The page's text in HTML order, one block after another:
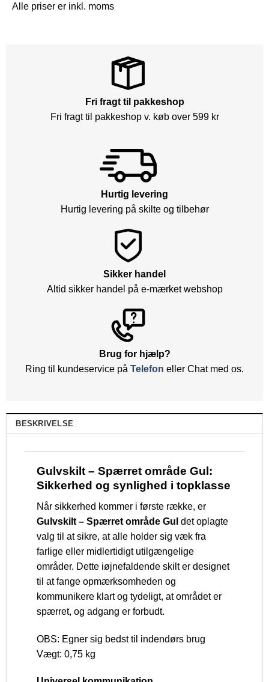
Alle priser er inkl. moms
Fri fragt til pakkeshop
Fri fragt til pakkeshop v. køb over 599 kr
Hurtig levering
Hurtig levering på skilte og tilbehør
Sikker handel
Altid sikker handel på e-mærket webshop
Brug for hjælp?
Ring til kundeservice på Telefon eller Chat med os.
BESKRIVELSE
Gulvskilt – Spærret område Gul:
Sikkerhed og synlighed i topklasse
Når sikkerhed kommer i første række, er
Gulvskilt – Spærret område Gul det oplagte
valg til at sikre, at alle holder sig væk fra
farlige eller midlertidigt utilgængelige
områder. Dette iøjnefaldende skilt er designet
til at fange opmærksomheden og
kommunikere klart og tydeligt, at området er
spærret, og adgang er forbudt.
OBS: Egner sig bedst til indendørs brug
Vægt: 0,75 kg